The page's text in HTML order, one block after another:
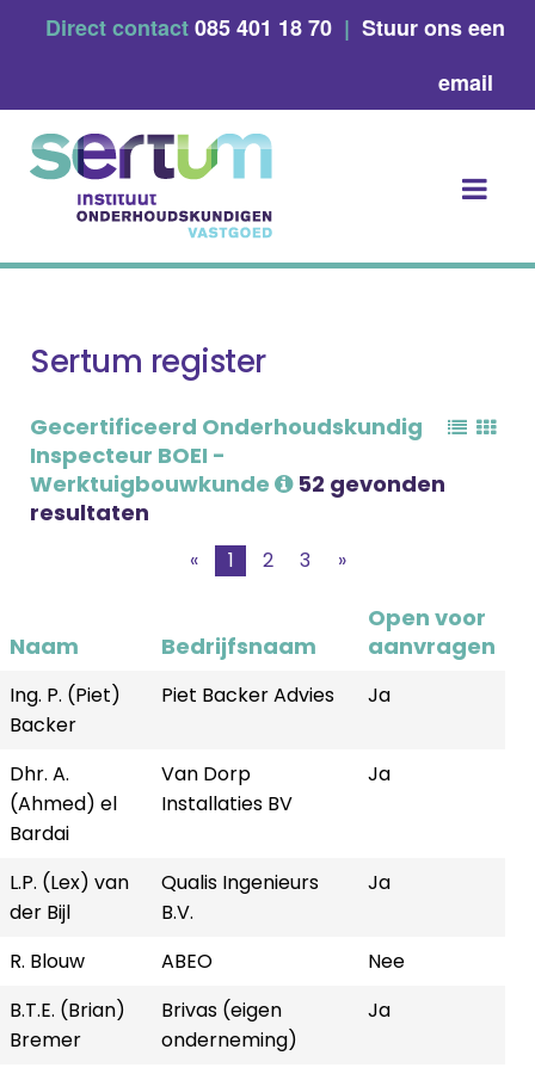
Direct contact085 401 18 70 | Stuur ons een
email
Sertum register
Gecertificeerd Onderhoudskundig
Inspecteur BOEI -
Werktuigbouwkunde
52 gevonden
resultaten
« 1 2 3 »
Naam Bedrijfsnaam
Open voor
aanvragen
Ing. P. (Piet)
Backer
Piet Backer Advies Ja
Dhr. A.
(Ahmed) el
Bardai
Van Dorp
Installaties BV
Ja
L.P. (Lex) van
der Bijl
Qualis Ingenieurs
B.V.
Ja
R. Blouw ABEO
Nee
B.T.E. (Brian)
Bremer
Brivas (eigen
onderneming)
Ja